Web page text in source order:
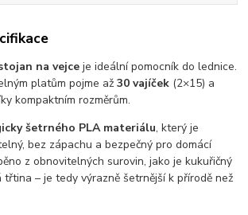
na vejce je ideální pomocník do lednice.
platům pojme až30 vajíček (2×15) a
kompaktním rozměrům.
šetrného PLA materiálu, který je
bez zápachu a bezpečný pro domácí
z obnovitelných surovin, jako je kukuřičný
třtina – je tedy výrazně šetrnější k přírodě než